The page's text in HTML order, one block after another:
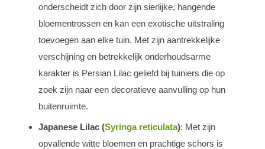
onderscheidt zich door zijn sierlijke, hangende
bloementrossen en kan een exotische uitstraling
toevoegen aan elke tuin. Met zijn aantrekkelijke
verschijning en betrekkelijk onderhoudsarme
karakter is Persian Lilac geliefd bij tuiniers die op
zoek zijn naar een decoratieve aanvulling op hun
buitenruimte.
Japanese Lilac (Syringa reticulata): Met zijn
opvallende witte bloemen en prachtige schors is